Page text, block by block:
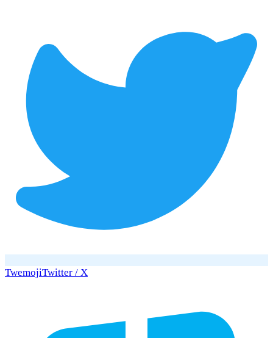
TwemojiTwitter / X